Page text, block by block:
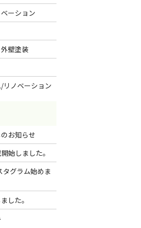
ーション
壁塗装
リノベーション
お知らせ
始しました。
タグラム始めま
した。